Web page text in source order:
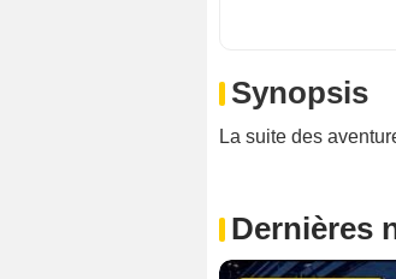
Synopsis
La suite des
Dernières